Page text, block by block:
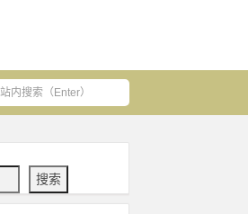
搜索